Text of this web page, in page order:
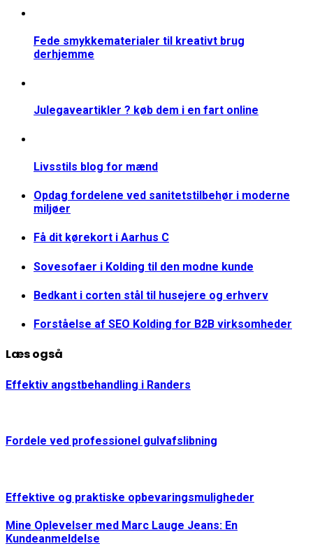
Fede smykkematerialer til kreativt brug
derhjemme
Julegaveartikler ? køb dem i en fart online
Livsstils blog for mænd
Opdag fordelene ved sanitetstilbehør i moderne
miljøer
Få dit kørekort i Aarhus C
Sovesofaer i Kolding til den modne kunde
Bedkant i corten stål til husejere og erhverv
Forståelse af SEO Kolding for B2B virksomheder
Læs også
Effektiv angstbehandling i Randers
Fordele ved professionel gulvafslibning
Effektive og praktiske opbevaringsmuligheder
Mine Oplevelser med Marc Lauge Jeans: En
Kundeanmeldelse